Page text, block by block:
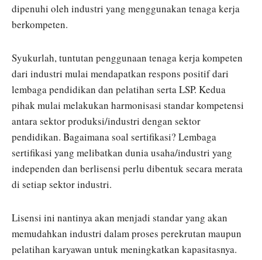
dipenuhi oleh industri yang menggunakan tenaga kerja
berkompeten.
Syukurlah, tuntutan penggunaan tenaga kerja kompeten
dari industri mulai mendapatkan respons positif dari
lembaga pendidikan dan pelatihan serta LSP. Kedua
pihak mulai melakukan harmonisasi standar kompetensi
antara sektor produksi/industri dengan sektor
pendidikan. Bagaimana soal sertifikasi? Lembaga
sertifikasi yang melibatkan dunia usaha/industri yang
independen dan berlisensi perlu dibentuk secara merata
di setiap sektor industri.
Lisensi ini nantinya akan menjadi standar yang akan
memudahkan industri dalam proses perekrutan maupun
pelatihan karyawan untuk meningkatkan kapasitasnya.